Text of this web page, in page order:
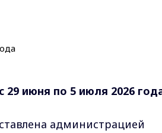
июня по 5 июля 2026
администрацией